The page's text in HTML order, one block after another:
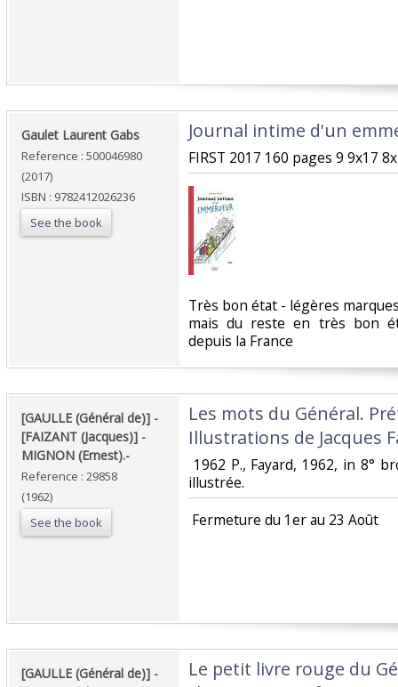
‎Gaulet Laurent Gabs‎
Reference : 500046980
(2017)
ISBN : 9782412026236
See the book
‎Journal intime d'un
‎FIRST 2017 160 pages 9 9x17
‎Très bon état - légères
mais du reste en très bon
depuis la France‎
‎[GAULLE (Général de)] -
[FAIZANT (Jacques)] -
MIGNON (Ernest).-‎
Reference : 29858
(1962)
See the book
‎Les mots du Général.
Illustrations de Jacques
1962 P., Fayard, 1962, in 8°
illustrée. ‎
‎ Fermeture du 1er au 23 Août‎
‎[GAULLE (Général de)] -
‎Le petit livre rouge du